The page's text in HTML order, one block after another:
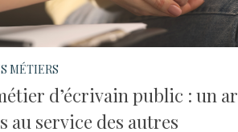
MÉTIERS
d’écrivain public : un
au service des autres